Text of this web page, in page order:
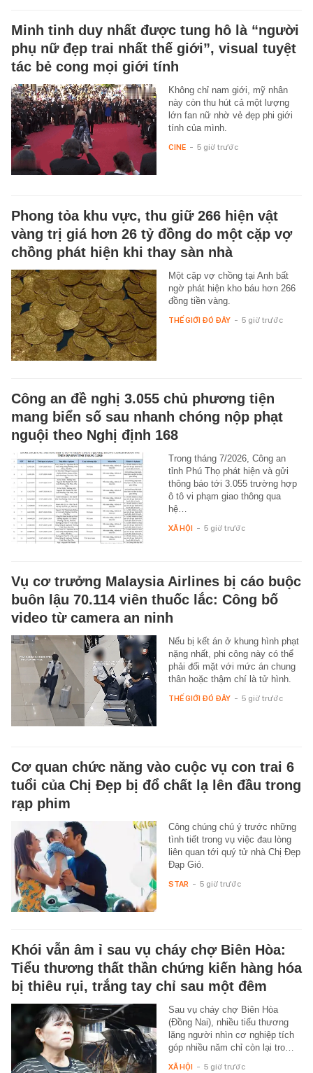
Minh tinh duy nhất được tung hô là “người
phụ nữ đẹp trai nhất thế giới”, visual tuyệt
tác bẻ cong mọi giới tính
Không chỉ nam giới, mỹ nhân
này còn thu hút cả một lượng
lớn fan nữ nhờ vẻ đẹp phi giới
tính của mình.
CINE - 5 giờ trước
Phong tỏa khu vực, thu giữ 266 hiện vật
vàng trị giá hơn 26 tỷ đồng do một cặp vợ
chồng phát hiện khi thay sàn nhà
Một cặp vợ chồng tại Anh bất
ngờ phát hiện kho báu hơn 266
đồng tiền vàng.
THẾ GIỚI ĐÓ ĐÂY - 5 giờ trước
Công an đề nghị 3.055 chủ phương tiện
mang biển số sau nhanh chóng nộp phạt
nguội theo Nghị định 168
Trong tháng 7/2026, Công an
tỉnh Phú Thọ phát hiện và gửi
thông báo tới 3.055 trường hợp
ô tô vi phạm giao thông qua
hệ…
XÃ HỘI - 5 giờ trước
Vụ cơ trưởng Malaysia Airlines bị cáo buộc
buôn lậu 70.114 viên thuốc lắc: Công bố
video từ camera an ninh
Nếu bị kết án ở khung hình phạt
nặng nhất, phi công này có thể
phải đối mặt với mức án chung
thân hoặc thậm chí là tử hình.
THẾ GIỚI ĐÓ ĐÂY - 5 giờ trước
Cơ quan chức năng vào cuộc vụ con trai 6
tuổi của Chị Đẹp bị đổ chất lạ lên đầu trong
rạp phim
Công chúng chú ý trước những
tình tiết trong vụ việc đau lòng
liên quan tới quý tử nhà Chị Đẹp
Đạp Gió.
STAR - 5 giờ trước
Khói vẫn âm ỉ sau vụ cháy chợ Biên Hòa:
Tiểu thương thất thần chứng kiến hàng hóa
bị thiêu rụi, trắng tay chỉ sau một đêm
Sau vụ cháy chợ Biên Hòa
(Đồng Nai), nhiều tiểu thương
lặng người nhìn cơ nghiệp tích
góp nhiều năm chỉ còn lại tro…
XÃ HỘI - 5 giờ trước